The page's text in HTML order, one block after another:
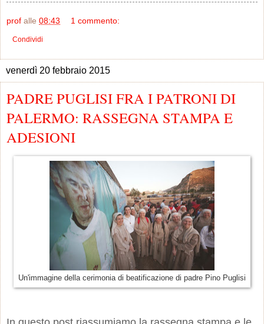
prof alle 08:43 1 commento:
Condividi
venerdì 20 febbraio 2015
PADRE PUGLISI FRA I PATRONI DI
PALERMO: RASSEGNA STAMPA E
ADESIONI
Un'immagine della cerimonia di beatificazione di padre Pino Puglisi